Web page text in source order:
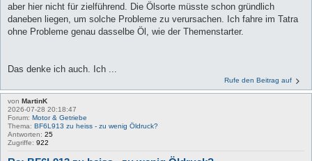
aber hier nicht für zielführend. Die Ölsorte müsste schon gründlich
daneben liegen, um solche Probleme zu verursachen. Ich fahre im Tatra
ohne Probleme genau dasselbe Öl, wie der Themenstarter.
Das denke ich auch. Ich ...
Rufe den Beitrag auf
von MartinK
2026-07-28 20:18:47
Forum: Motor & Getriebe
Thema: BF6L913 zu heiss - zu wenig Öldruck?
Antworten: 25
Zugriffe: 922